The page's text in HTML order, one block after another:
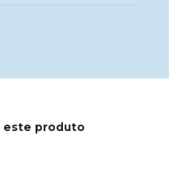
este produto